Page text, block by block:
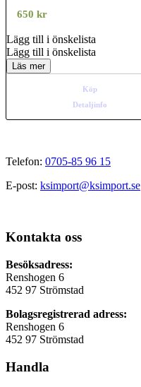
650 kr
Lägg till i önskelista
Lägg till i önskelista
Läs mer
Köp
Detaljinfo
Telefon: 0705-85 96 15
E-post: ksimport@ksimport.se
Kontakta oss
Besöksadress:
Renshogen 6
452 97 Strömstad
Bolagsregistrerad adress:
Renshogen 6
452 97 Strömstad
Handla